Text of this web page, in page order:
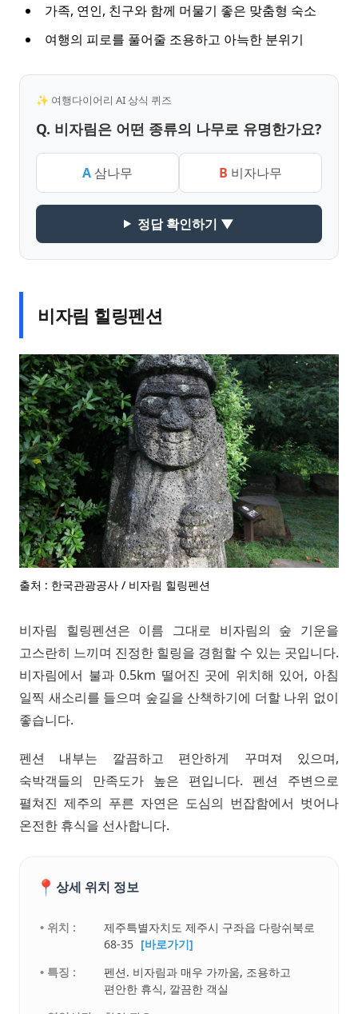
가족, 연인, 친구와 함께 머물기 좋은 맞춤형 숙소
여행의 피로를 풀어줄 조용하고 아늑한 분위기
✨ 여행다이어리 AI 상식 퀴즈
Q. 비자림은 어떤 종류의 나무로 유명한가요?
A 삼나무 B 비자나무
정답 확인하기 ▼
비자림 힐링펜션
출처 : 한국관광공사 / 비자림 힐링펜션
비자림 힐링펜션은 이름 그대로 비자림의 숲 기운을
고스란히 느끼며 진정한 힐링을 경험할 수 있는 곳입니다.
비자림에서 불과 0.5km 떨어진 곳에 위치해 있어, 아침
일찍 새소리를 들으며 숲길을 산책하기에 더할 나위 없이
좋습니다.
펜션 내부는 깔끔하고 편안하게 꾸며져 있으며,
숙박객들의 만족도가 높은 편입니다. 펜션 주변으로
펼쳐진 제주의 푸른 자연은 도심의 번잡함에서 벗어나
온전한 휴식을 선사합니다.
📍 상세 위치 정보
• 위치 :
제주특별자치도 제주시 구좌읍 다랑쉬북로
68-35 [바로가기]
• 특징 :
펜션. 비자림과 매우 가까움, 조용하고
편안한 휴식, 깔끔한 객실